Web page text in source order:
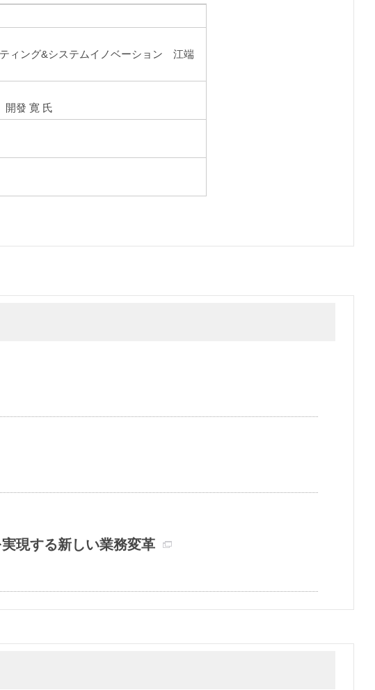
ィング&システムイノベーション 江端
發 寛 氏
現する新しい業務変革